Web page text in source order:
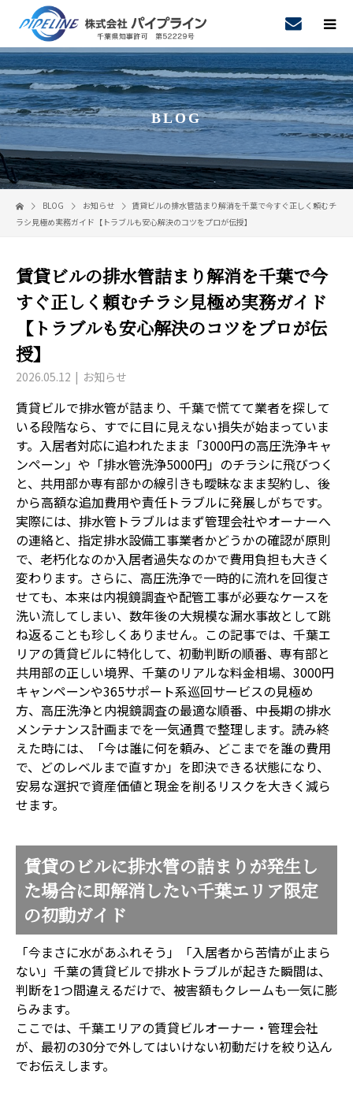
BLOG
BLOG お知らせ
賃貸ビルの排水管詰まり解消を千葉で今すぐ正しく頼むチ
ラシ見極め実務ガイド【トラブルも安心解決のコツをプロが伝授】
賃貸ビルの排水管詰まり解消を千葉で今
すぐ正しく頼むチラシ見極め実務ガイド
【トラブルも安心解決のコツをプロが伝
授】
2026.05.12 お知らせ
賃貸ビルで排水管が詰まり、千葉で慌てて業者を探して
いる段階なら、すでに目に見えない損失が始まっていま
す。入居者対応に追われたまま「3000円の高圧洗浄キャ
ンペーン」や「排水管洗浄5000円」のチラシに飛びつく
と、共用部か専有部かの線引きも曖昧なまま契約し、後
から高額な追加費用や責任トラブルに発展しがちです。
実際には、排水管トラブルはまず管理会社やオーナーへ
の連絡と、指定排水設備工事業者かどうかの確認が原則
で、老朽化なのか入居者過失なのかで費用負担も大きく
変わります。さらに、高圧洗浄で一時的に流れを回復さ
せても、本来は内視鏡調査や配管工事が必要なケースを
洗い流してしまい、数年後の大規模な漏水事故として跳
ね返ることも珍しくありません。この記事では、千葉エ
リアの賃貸ビルに特化して、初動判断の順番、専有部と
共用部の正しい境界、千葉のリアルな料金相場、3000円
キャンペーンや365サポート系巡回サービスの見極め
方、高圧洗浄と内視鏡調査の最適な順番、中長期の排水
メンテナンス計画までを一気通貫で整理します。読み終
えた時には、「今は誰に何を頼み、どこまでを誰の費用
で、どのレベルまで直すか」を即決できる状態になり、
安易な選択で資産価値と現金を削るリスクを大きく減ら
せます。
賃貸のビルに排水管の詰まりが発生し
た場合に即解消したい千葉エリア限定
の初動ガイド
「今まさに水があふれそう」「入居者から苦情が止まら
ない」――千葉の賃貸ビルで排水トラブルが起きた瞬間は、
判断を1つ間違えるだけで、被害額もクレームも一気に膨
らみます。
ここでは、千葉エリアの賃貸ビルオーナー・管理会社
が、最初の30分で外してはいけない初動だけを絞り込ん
でお伝えします。